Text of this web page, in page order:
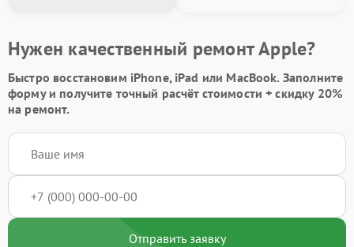
Нужен качественный ремонт Apple?
Быстро восстановим iPhone, iPad или MacBook. Заполните
формуи получите точный расчёт стоимости +скидку 20%
на ремонт.
Отправить заявку